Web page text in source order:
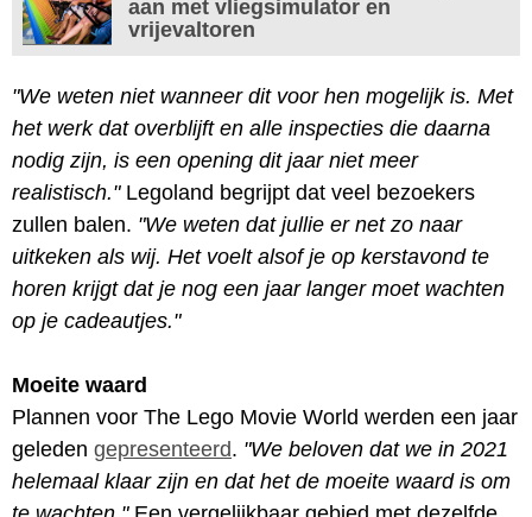
aan met vliegsimulator en
vrijevaltoren
"We weten niet wanneer dit voor hen mogelijk is. Met
het werk dat overblijft en alle inspecties die daarna
nodig zijn, is een opening dit jaar niet meer
realistisch."Legoland begrijpt dat veel bezoekers
zullen balen. "We weten dat jullie er net zo naar
uitkeken als wij. Het voelt alsof je op kerstavond te
horen krijgt dat je nog een jaar langer moet wachten
op je cadeautjes."
Moeite waard
Plannen voor The Lego Movie World werden een jaar
geleden gepresenteerd. "We beloven dat we in 2021
helemaal klaar zijn en dat het de moeite waard is om